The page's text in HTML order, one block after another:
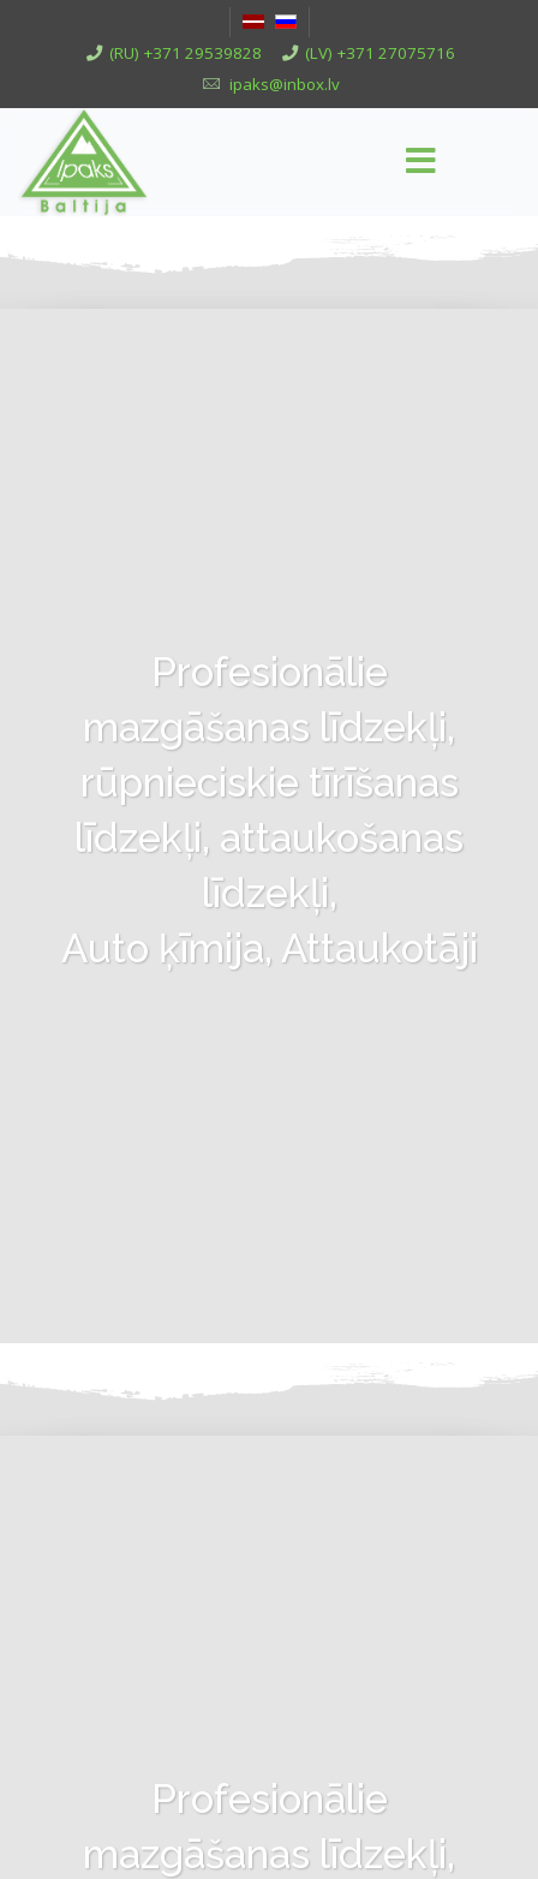
(RU) +371 29539828
(LV) +371 27075716
ipaks@inbox.lv
Profesionālie
mazgāšanas līdzekļi,
rūpnieciskie tīrīšanas
līdzekļi, attaukošanas
līdzekļi,
Auto ķīmija, Attaukotāji
Profesionālie
mazgāšanas līdzekļi,